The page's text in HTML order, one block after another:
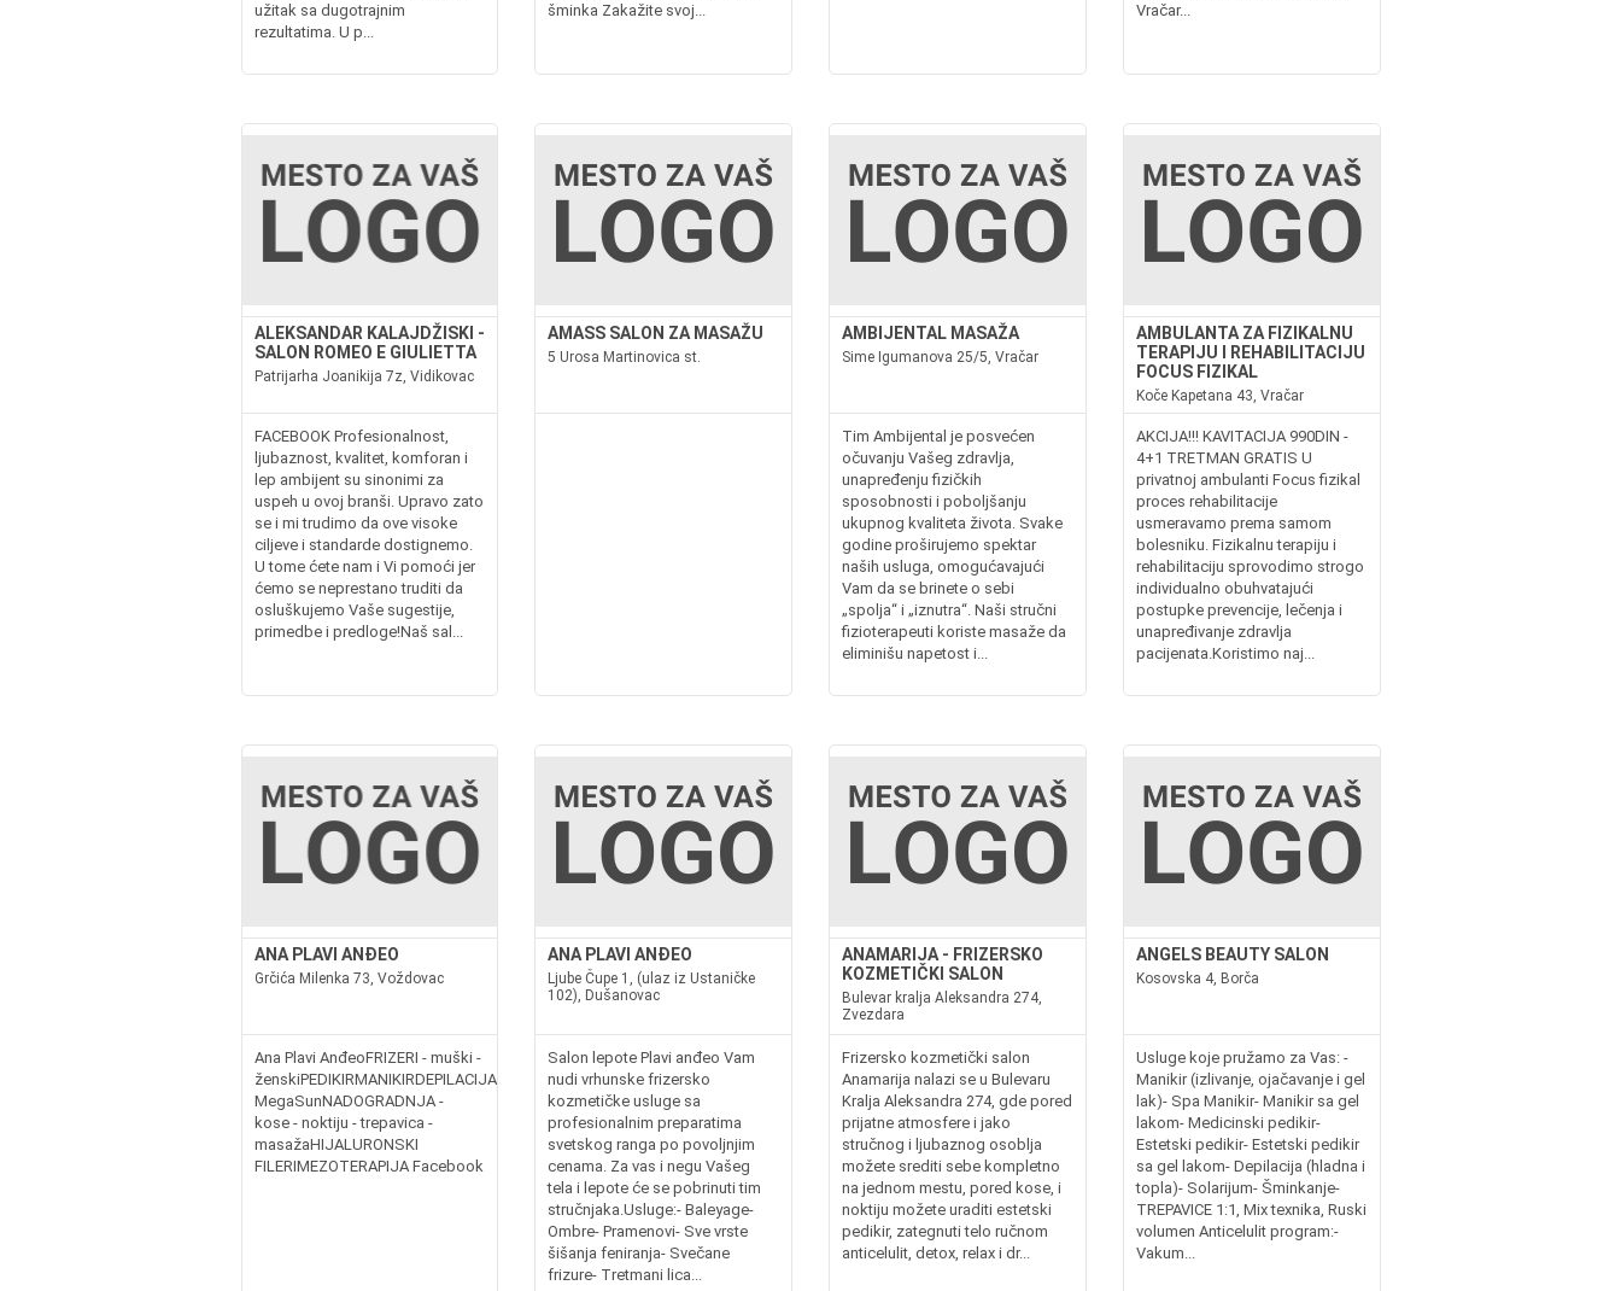
užitak sa dugotrajnim
rezultatima. U p...
šminka Zakažite svoj...
Vračar...
ALEKSANDAR KALAJDŽISKI -
SALON ROMEO E GIULIETTA
Patrijarha Joanikija 7z, Vidikovac
FACEBOOK Profesionalnost,
ljubaznost, kvalitet, komforan i
lep ambijent su sinonimi za
uspeh u ovoj branši. Upravo zato
se i mi trudimo da ove visoke
ciljeve i standarde dostignemo.
U tome ćete nam i Vi pomoći jer
ćemo se neprestano truditi da
osluškujemo Vaše sugestije,
primedbe i predloge!Naš sal...
AMASS SALON ZA MASAŽU
5 Urosa Martinovica st.
AMBIJENTAL MASAŽA
Sime Igumanova 25/5, Vračar
Tim Ambijental je posvećen
očuvanju Vašeg zdravlja,
unapređenju fizičkih
sposobnosti i poboljšanju
ukupnog kvaliteta života. Svake
godine proširujemo spektar
naših usluga, omogućavajući
Vam da se brinete o sebi
„spolja“ i „iznutra“. Naši stručni
fizioterapeuti koriste masaže da
eliminišu napetost i...
AMBULANTA ZA FIZIKALNU
TERAPIJU I REHABILITACIJU
FOCUS FIZIKAL
Koče Kapetana 43, Vračar
AKCIJA!!! KAVITACIJA 990DIN -
4+1 TRETMAN GRATIS U
privatnoj ambulanti Focus fizikal
proces rehabilitacije
usmeravamo prema samom
bolesniku. Fizikalnu terapiju i
rehabilitaciju sprovodimo strogo
individualno obuhvatajući
postupke prevencije, lečenja i
unapređivanje zdravlja
pacijenata.Koristimo naj...
ANA PLAVI ANĐEO
Grčića Milenka 73, Voždovac
Ana Plavi AnđeoFRIZERI - muški -
ženskiPEDIKIRMANIKIRDEPILACIJASOLARIJUM -
MegaSunNADOGRADNJA -
kose - noktiju - trepavica -
masažaHIJALURONSKI
FILERIMEZOTERAPIJA Facebook
ANA PLAVI ANĐEO
Ljube Čupe 1, (ulaz iz Ustaničke
102), Dušanovac
Salon lepote Plavi anđeo Vam
nudi vrhunske frizersko
kozmetičke usluge sa
profesionalnim preparatima
svetskog ranga po povoljnjim
cenama. Za vas i negu Vašeg
tela i lepote će se pobrinuti tim
stručnjaka.Usluge:- Baleyage-
Ombre- Pramenovi- Sve vrste
šišanja feniranja- Svečane
frizure- Tretmani lica...
ANAMARIJA - FRIZERSKO
KOZMETIČKI SALON
Bulevar kralja Aleksandra 274,
Zvezdara
Frizersko kozmetički salon
Anamarija nalazi se u Bulevaru
Kralja Aleksandra 274, gde pored
prijatne atmosfere i jako
stručnog i ljubaznog osoblja
možete srediti sebe kompletno
na jednom mestu, pored kose, i
noktiju možete uraditi estetski
pedikir, zategnuti telo ručnom
anticelulit, detox, relax i dr...
ANGELS BEAUTY SALON
Kosovska 4, Borča
Usluge koje pružamo za Vas: -
Manikir (izlivanje, ojačavanje i gel
lak)- Spa Manikir- Manikir sa gel
lakom- Medicinski pedikir-
Estetski pedikir- Estetski pedikir
sa gel lakom- Depilacija (hladna i
topla)- Solarijum- Šminkanje-
TREPAVICE 1:1, Mix texnika, Ruski
volumen Anticelulit program:-
Vakum...